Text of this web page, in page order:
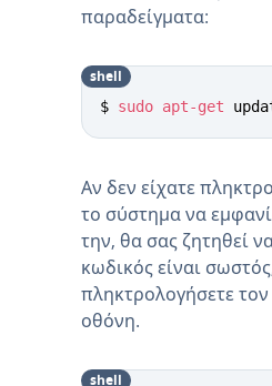
παραδείγματα:
$ sudo apt-get
shell
Αν δεν είχατε
το σύστημα να
την, θα σας ζητηθεί
κωδικός είναι
πληκτρολογήσετε
οθόνη.
shell